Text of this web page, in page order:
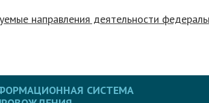
направления деятельности
СИСТЕМА